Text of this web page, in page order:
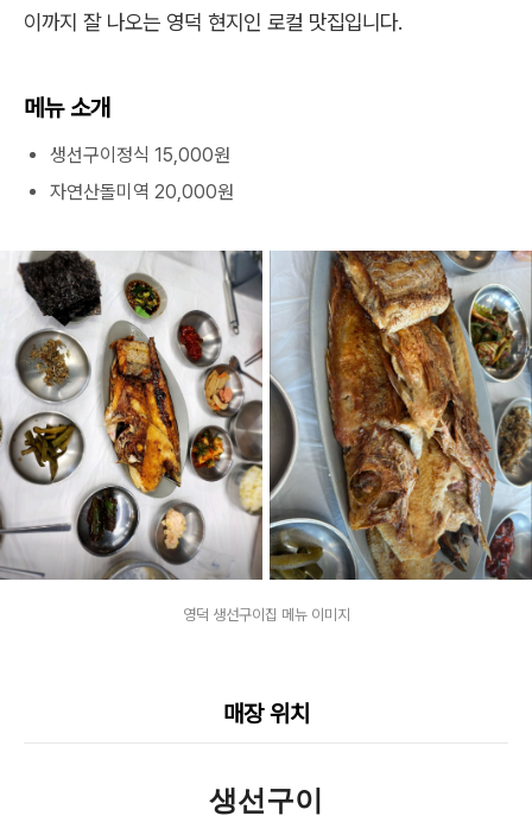
이까지 잘 나오는 영덕 현지인 로컬 맛집입니다.
메뉴 소개
생선구이정식 15,000원
자연산돌미역 20,000원
영덕 생선구이집 메뉴 이미지
매장 위치